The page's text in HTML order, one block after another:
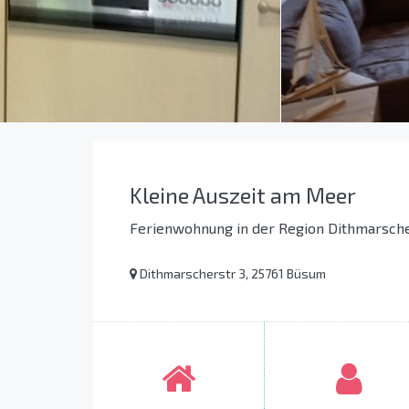
Kleine Auszeit am Meer
Ferienwohnung in der Region
Dithmarscherstr 3, 25761 Büsum